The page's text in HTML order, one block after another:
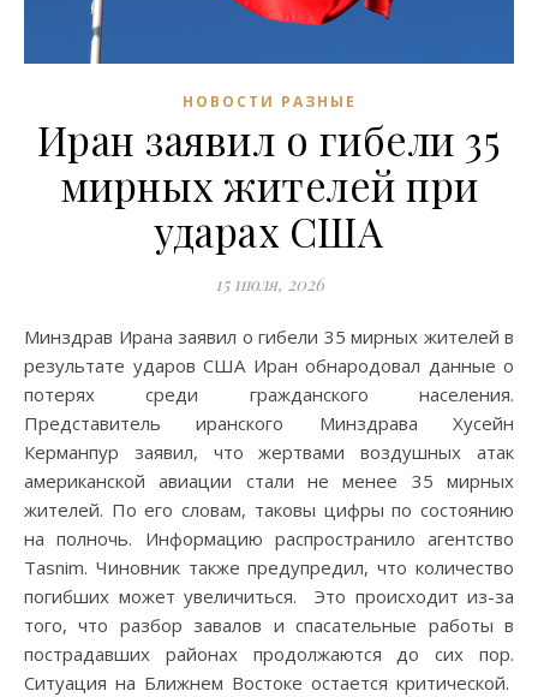
НОВОСТИ РАЗНЫЕ
Иран заявил о гибели 35
мирных жителей при
ударах США
15 июля, 2026
Минздрав Ирана заявил о гибели 35 мирных жителей в
результате ударов США Иран обнародовал данные о
потерях среди гражданского населения.
Представитель иранского Минздрава Хусейн
Керманпур заявил, что жертвами воздушных атак
американской авиации стали не менее 35 мирных
жителей. По его словам, таковы цифры по состоянию
на полночь. Информацию распространило агентство
Tasnim. Чиновник также предупредил, что количество
погибших может увеличиться. Это происходит из-за
того, что разбор завалов и спасательные работы в
пострадавших районах продолжаются до сих пор.
Ситуация на Ближнем Востоке остается критической.